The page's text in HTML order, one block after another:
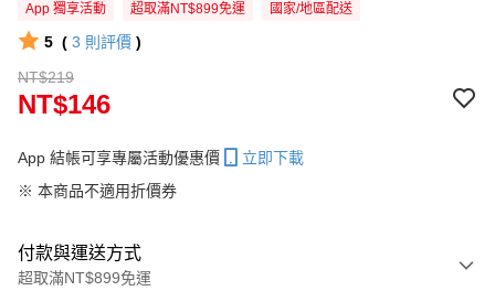
App 獨享活動 超取滿NT$899免運 國家/地區配送
5 ( 3 則評價 )
NT$219
NT$146
App 結帳可享專屬活動優惠價
立即下載
※ 本商品不適用折價券
付款與運送方式
超取滿NT$899免運